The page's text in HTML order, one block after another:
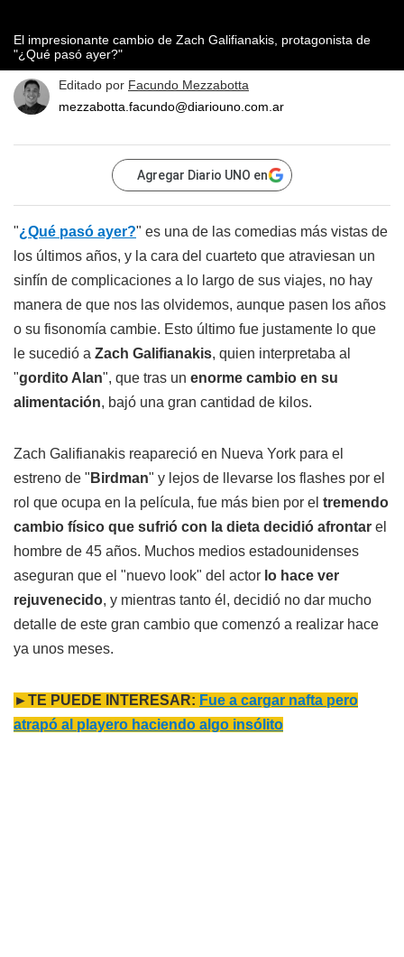
El impresionante cambio de Zach Galifianakis, protagonista de
"¿Qué pasó ayer?"
Editado por Facundo Mezzabotta
mezzabotta.facundo@diariouno.com.ar
Agregar Diario UNO en
"¿Qué pasó ayer?" es una de las comedias más vistas de
los últimos años, y la cara del cuarteto que atraviesan un
sinfín de complicaciones a lo largo de sus viajes, no hay
manera de que nos las olvidemos, aunque pasen los años
o su fisonomía cambie. Esto último fue justamente lo que
le sucedió a Zach Galifianakis, quien interpretaba al
"gordito Alan", que tras un enorme cambio en su
alimentación, bajó una gran cantidad de kilos.
Zach Galifianakis reapareció en Nueva York para el
estreno de " Birdman" y lejos de llevarse los flashes por el
rol que ocupa en la película, fue más bien por el tremendo
cambio físico que sufrió con la dieta decidió afrontar el
hombre de 45 años. Muchos medios estadounidenses
aseguran que el "nuevo look" del actor lo hace ver
rejuvenecido, y mientras tanto él, decidió no dar mucho
detalle de este gran cambio que comenzó a realizar hace
ya unos meses.
►TE PUEDE INTERESAR: Fue a cargar nafta pero
atrapó al playero haciendo algo insólito